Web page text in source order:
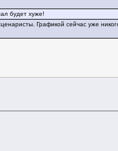
будет хуже!
Графикой сейчас уже